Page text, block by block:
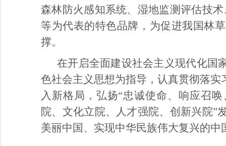
森林防火感知系统、湿地监测评估技
等为代表的特色品牌，为促进我国林
撑。
在开启全面建设社会主义现代化国
色社会主义思想为指导，认真贯彻落
入新格局，弘扬“忠诚使命、响应召
院、文化立院、人才强院、创新兴院”
美丽中国、实现中华民族伟大复兴的中